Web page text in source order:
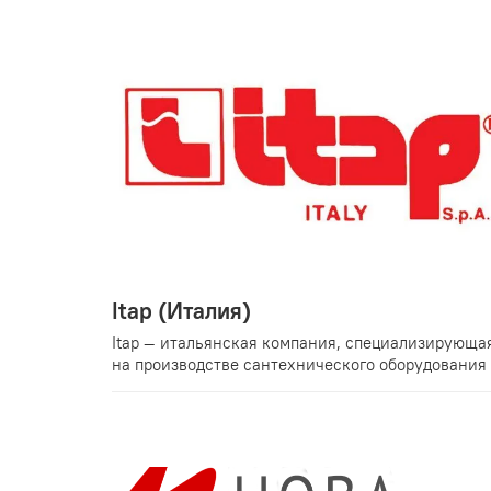
Itap (Италия)
Itap — итальянская компания,
на производстве сантехнического оборудования